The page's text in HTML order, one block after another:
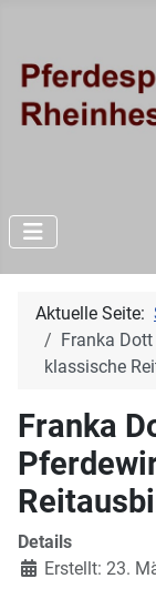
Aktuelle Seite:
Franka
klassische
Franka
Details
Erstellt: 23.